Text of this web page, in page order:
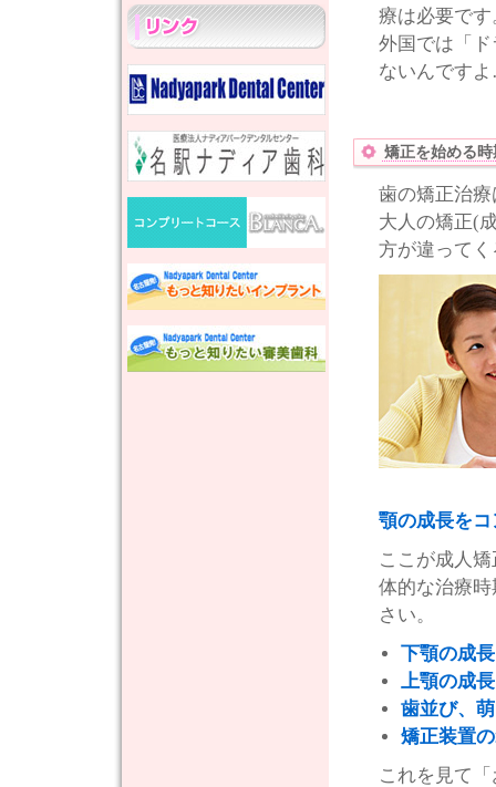
療は必要です
外国では「
ないんです
矯正を始める
歯の矯正治
大人の矯正(
方が違って
顎の成長を
ここが成人
体的な治療
さい。
下顎の成
上顎の成
歯並び、
矯正装置
これを見て